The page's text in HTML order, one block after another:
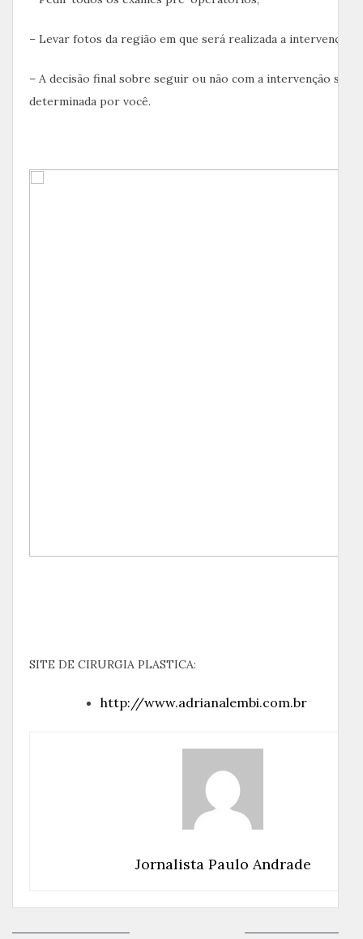
– Levar fotos da região em que será realizada a intervenção;
– A decisão final sobre seguir ou não com a intervenção será
determinada por você.
SITE DE CIRURGIA PLASTICA:
http://www.adrianalembi.com.br
Jornalista Paulo Andrade